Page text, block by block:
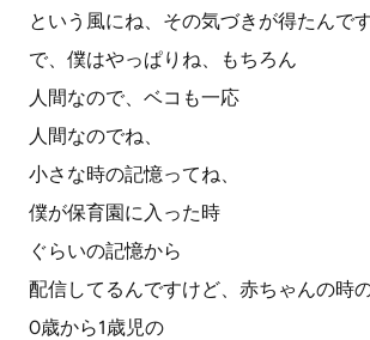
という風にね、その気づきが得たんです
で、僕はやっぱりね、もちろん
人間なので、ベコも一応
人間なのでね、
小さな時の記憶ってね、
僕が保育園に入った時
ぐらいの記憶から
配信してるんですけど、赤ちゃんの時
0歳から1歳児の